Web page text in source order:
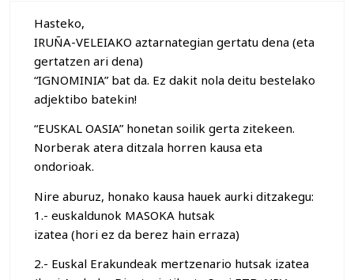
Hasteko,
IRUÑA-VELEIAKO aztarnategian gertatu dena (eta
gertatzen ari dena)
“IGNOMINIA” bat da. Ez dakit nola deitu bestelako
adjektibo batekin!
“EUSKAL OASIA” honetan soilik gerta zitekeen.
Norberak atera ditzala horren kausa eta
ondorioak.
Nire aburuz, honako kausa hauek aurki ditzakegu:
1.- euskaldunok MASOKA hutsak
izatea (hori ez da berez hain erraza)
2.- Euskal Erakundeak mertzenario hutsak izatea